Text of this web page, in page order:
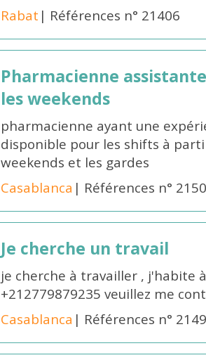
Rabat | Références n° 21406
Pharmacienne
les weekends
pharmacienne ayant une
disponible pour les shifts à
weekends et les gardes
Casablanca | Références n°
Je cherche un travail
je cherche à travailler , j'habite
+212779879235 veuillez me
Casablanca | Références n°